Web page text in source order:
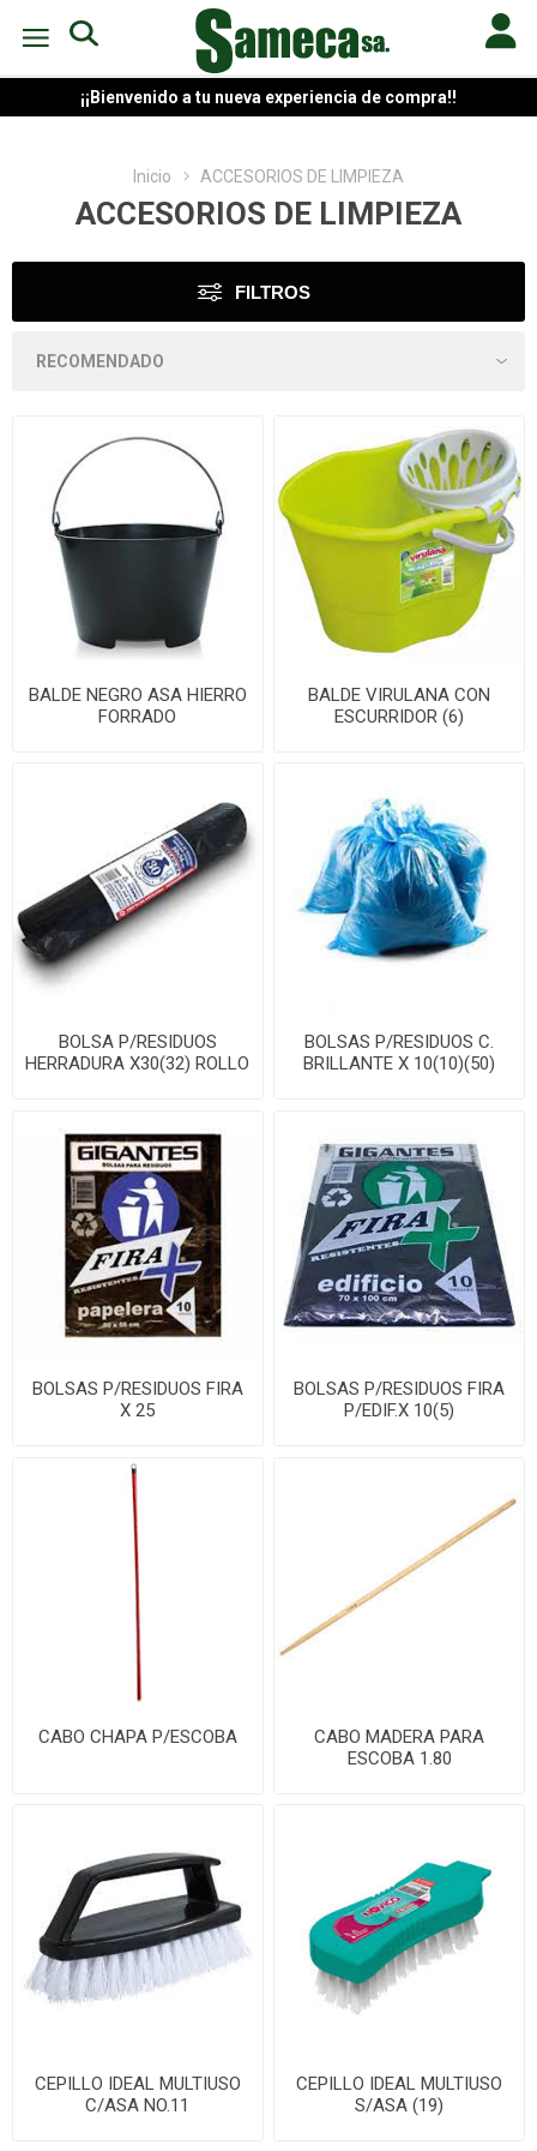
¡¡Bienvenido a tu nueva experiencia de compra!!
Inicio ACCESORIOS DE LIMPIEZA
ACCESORIOS DE LIMPIEZA
FILTROS
BALDE NEGRO ASA HIERRO
FORRADO
BALDE VIRULANA CON
ESCURRIDOR (6)
BOLSA P/RESIDUOS
HERRADURA X30(32) ROLLO
BOLSAS P/RESIDUOS C.
BRILLANTE X 10(10)(50)
BOLSAS P/RESIDUOS FIRA
X 25
BOLSAS P/RESIDUOS FIRA
P/EDIF.X 10(5)
CABO CHAPA P/ESCOBA
CABO MADERA PARA
ESCOBA 1.80
CEPILLO IDEAL MULTIUSO
C/ASA NO.11
CEPILLO IDEAL MULTIUSO
S/ASA (19)